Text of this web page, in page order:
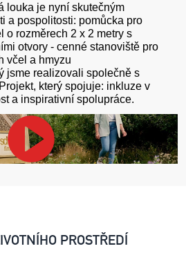
louka je nyní skutečným
a pospolitosti: pomůcka pro
o rozměrech 2 x 2 metry s
otvory - cenné stanoviště pro
včel a hmyzu
jsme realizovali společně s
který spojuje: inkluze v
a inspirativní spolupráce.
PROSTŘEDÍ